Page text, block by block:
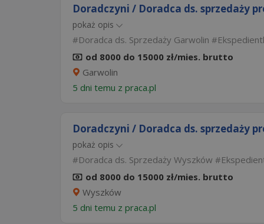
Doradczyni / Doradca ds. sprzedaży
pokaż opis
Doradca ds. Sprzedaży Garwolin
od 8000 do 15000 zł/mies. brutto
Garwolin
5 dni temu z praca.pl
Doradczyni / Doradca ds. sprzedaży
pokaż opis
Doradca ds. Sprzedaży Wyszków
od 8000 do 15000 zł/mies. brutto
Wyszków
5 dni temu z praca.pl